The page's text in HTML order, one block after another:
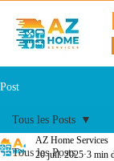
Post
Tous les Posts
Tous les Posts
AZ Home Services
20 juil. 2025 3 min